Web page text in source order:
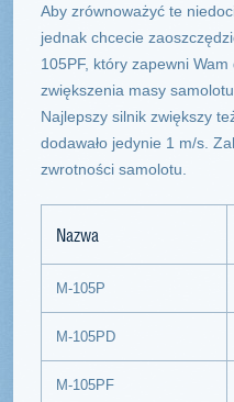
Aby zrównoważyć te
jednak chcecie
105PF, który zapewni
zwiększenia masy
Najlepszy silnik zwiększy
dodawało jedynie 1 m/s.
zwrotności samolotu.
Nazwa
M-105P
M-105PD
M-105PF